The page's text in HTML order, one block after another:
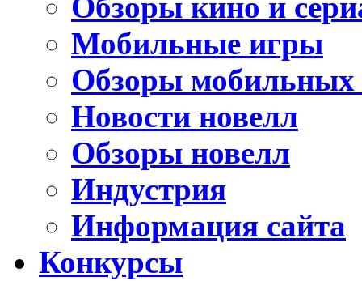
Обзоры кино и
Мобильные игры
Обзоры мобильных
Новости новелл
Обзоры новелл
Индустрия
Информация сайта
Конкурсы